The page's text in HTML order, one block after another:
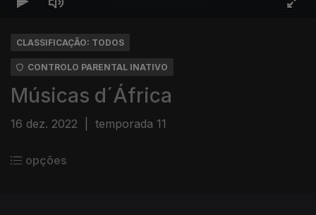
CLASSIFICAÇÃO: TODOS
CONTROLO PARENTAL INATIVO
Músicas d´África
16 dez. 2022 temporada 11
opções